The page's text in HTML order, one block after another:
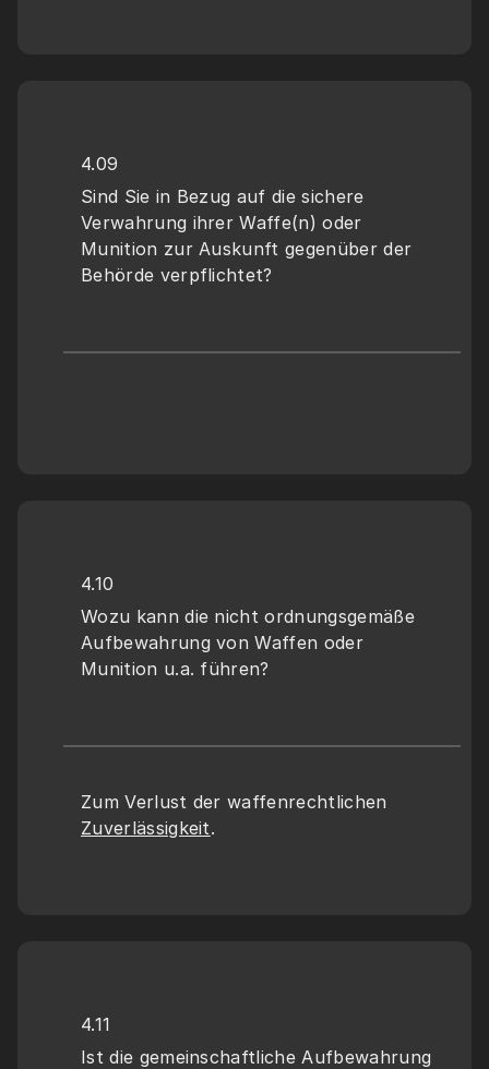
4.09
Sind Sie in Bezug auf die sichere
Verwahrung ihrer Waffe(n) oder
Munition zur Auskunft gegenüber der
Behörde verpflichtet?
4.10
Wozu kann die nicht ordnungsgemäße
Aufbewahrung von Waffen oder
Munition u.a. führen?
Zuverlässigkeit.
4.11
Ist die gemeinschaftliche Aufbewahrung